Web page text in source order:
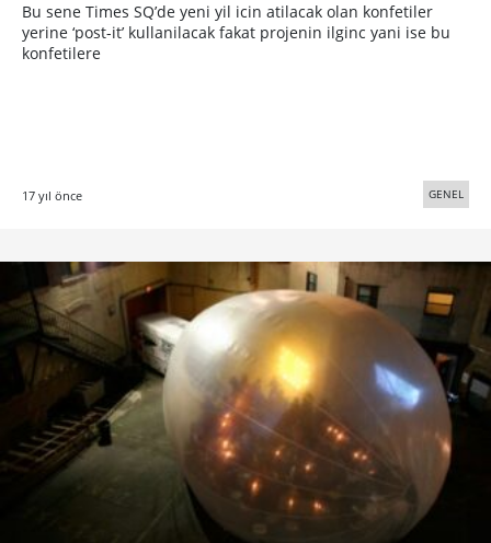
Bu sene Times SQ’de yeni yil icin atilacak olan konfetiler
yerine ‘post-it’ kullanilacak fakat projenin ilginc yani ise bu
konfetilere
17 yıl önce GENEL